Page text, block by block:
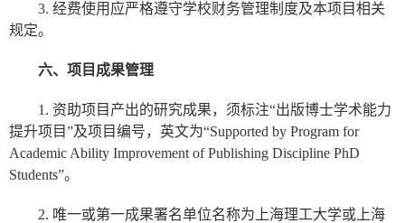
3. 经费使用应严格遵守学校财务管理制度及本项目相关
规定。
六、项目成果管理
1. 资助项目产出的研究成果，须标注“出版博士学术能力
提升项目”及项目编号，英文为“Supported by Program for
Academic Ability Improvement of Publishing Discipline PhD
Students”。
2. 唯一或第一成果署名单位名称为上海理工大学或上海